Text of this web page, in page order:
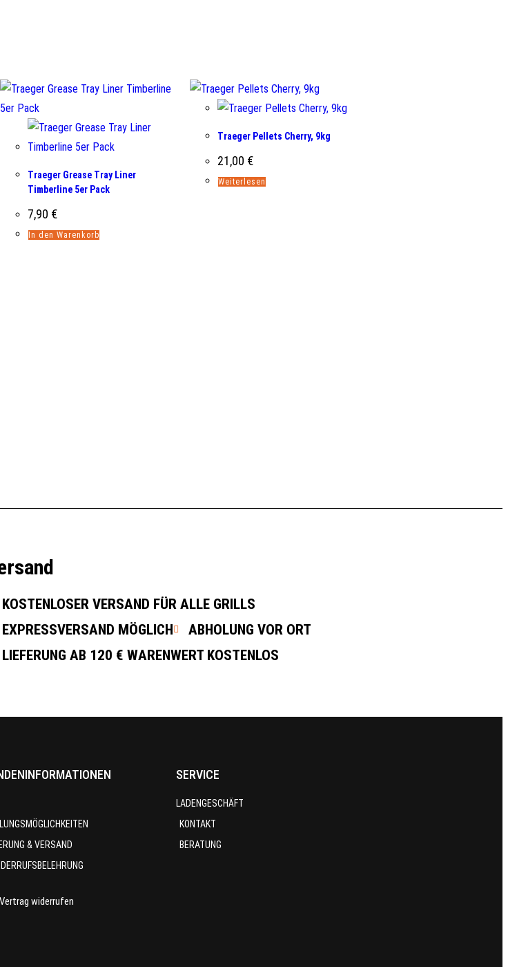
Traeger Grease Tray Liner
Timberline 5er Pack
7,90 €
In den Warenkorb
Traeger Pellets Cherry, 9kg
21,00 €
Weiterlesen
KOSTENLOSER VERSAND FÜR ALLE GRILLS
EXPRESSVERSAND MÖGLICH
ABHOLUNG VOR ORT
LIEFERUNG AB 120 € WARENWERT KOSTENLOS
& VERSAND
Vertrag widerrufen
SERVICE
LADENGESCHÄFT
KONTAKT
BERATUNG